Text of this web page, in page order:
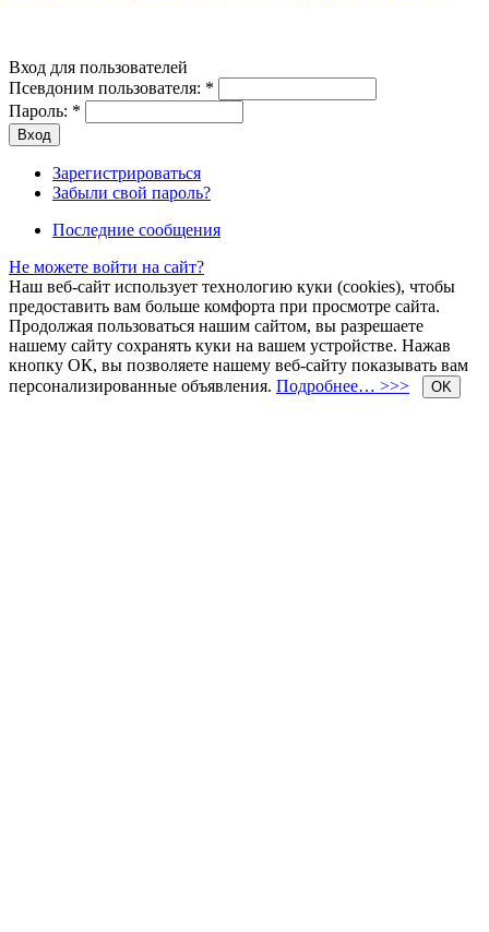
Вход для пользователей
Псевдоним пользователя: *
Пароль: *
Зарегистрироваться
Забыли свой пароль?
Последние сообщения
Не можете войти на сайт?
Наш веб-сайт использует технологию куки (cookies), чтобы
предоставить вам больше комфорта при просмотре сайта.
Продолжая пользоваться нашим сайтом, вы разрешаете
нашему сайту сохранять куки на вашем устройстве. Нажав
кнопку ОК, вы позволяете нашему веб-сайту показывать вам
персонализированные объявления. Подробнее… >>> OK